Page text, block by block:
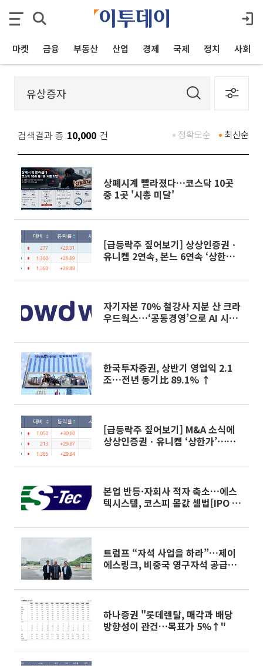
마켓 금융 부동산 산업 경제 국제 정치 사회
검색결과 총 10,000 건 최신순
정확도순
상폐시계 빨라졌다…코스닥 10곳
중 1곳 '시총 미달'
[급등락주 짚어보기] 상상인증권ㆍ
유니켐 2연속, 본느 6연속 ‘상한
자기자본 70% 철강사 지분 산 크라
우드웍스…‘공동경영’으로 AI 시너
한국투자증권, 상반기 영업익 2.1
조…전년 동기比 89.1% ↑
[급등락주 짚어보기] M&A 소식에
상상인증권ㆍ유니켐 ‘상한가’⋯유
본업 반등·자회사 적자 축소…에스
텍시스템, 코스피 몸값 셈법[IPO 엑
트럼프 “자석 사업을 하라”…제이
에스링크, 비중국 영구자석 공급망
하나증권 "롯데렌탈, 매각과 배당
방향성이 관건…목표가 5%↑"